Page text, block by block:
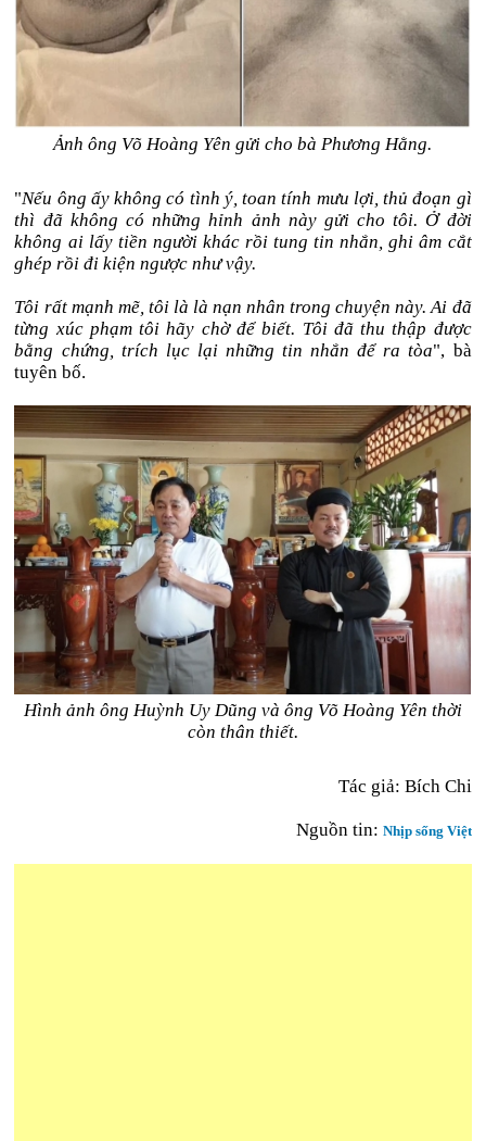
Ảnh ông Võ Hoàng Yên gửi cho bà Phương Hằng.
"Nếu ông ấy không có tình ý, toan tính mưu lợi, thủ đoạn gì
thì đã không có những hỉnh ảnh này gửi cho tôi. Ở đời
không ai lấy tiền người khác rồi tung tin nhắn, ghi âm cắt
ghép rồi đi kiện ngược như vậy.
Tôi rất mạnh mẽ, tôi là là nạn nhân trong chuyện này. Ai đã
từng xúc phạm tôi hãy chờ để biết. Tôi đã thu thập được
bằng chứng, trích lục lại những tin nhắn để ra tòa", bà
tuyên bố.
Hình ảnh ông Huỳnh Uy Dũng và ông Võ Hoàng Yên thời
còn thân thiết.
Tác giả: Bích Chi
Nguồn tin: Nhịp sống Việt